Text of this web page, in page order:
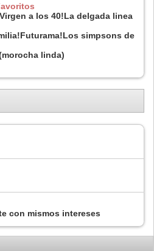
a los 40!La delgada linea
simpsons de
linda)
con mismos intereses